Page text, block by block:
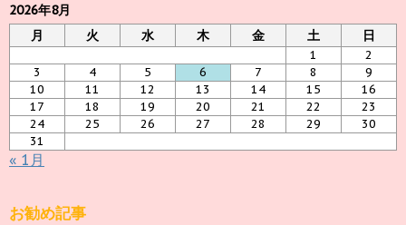
カ
イ
ブ
2026年8月
月
火 水 木 金 土 日
1
2
3
4 5 6 7 8
9
10
11 12 13 14 15
16
17
18 19 20 21 22
23
24
25 26 27 28 29
30
31
« 1月
お勧め記事